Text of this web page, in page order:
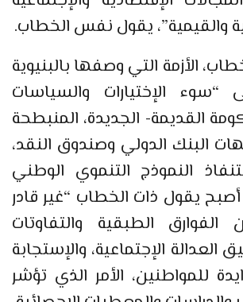
والقيمية”، يقول نفس الخطاب.
الأزمة التي وصفها بالبنيوية
“سوء الإختيارات والسياسات
القديمة- الجديدة، المنبطحة
البنك الدولي وصندوق النقد،
النموذج التنموي الوطني
يقول ذات الخطاب “غير قادر
الطبقية والتفاوتات
العدالة الإجتماعية، والإستجابة
للمواطنين، الأمر الذي تؤشر